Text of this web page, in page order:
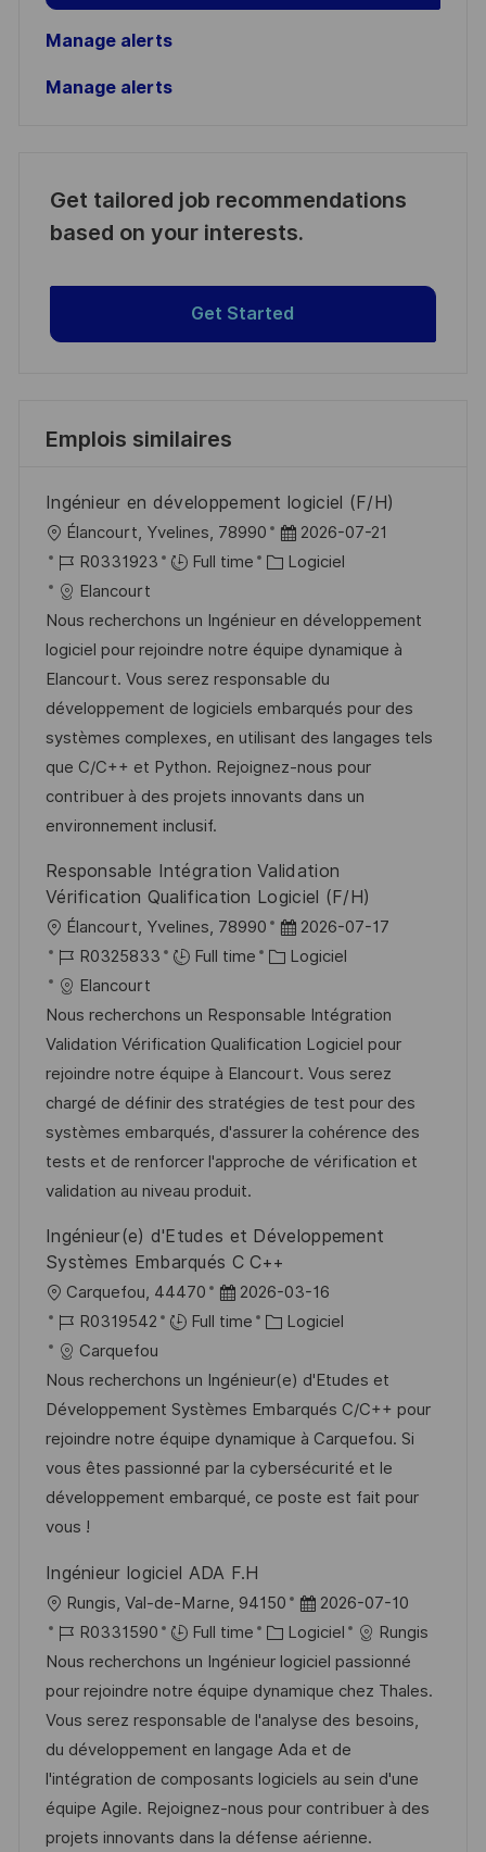
Manage alerts
Manage alerts
Get tailored job recommendations
based on your interests.
Get Started
Emplois similaires
Ingénieur en développement logiciel (F/H)
o
c
a
l
i
s
a
t
i
o
Élancourt, Yvelines, 78990
D
a
e
d
’
a
f
f
i
a
g
e
2026-07-21
R
é
f
é
r
e
n
c
e
d
p
t
e
R0331923 Full time
C
t
é
g
o
r
i
e
Logiciel
Elancourt
Nous recherchons un Ingénieur en développement
logiciel pour rejoindre notre équipe dynamique à
Elancourt. Vous serez responsable du
développement de logiciels embarqués pour des
systèmes complexes, en utilisant des langages tels
que C/C++ et Python. Rejoignez-nous pour
contribuer à des projets innovants dans un
environnement inclusif.
Responsable Intégration Validation
Vérification Qualification Logiciel (F/H)
o
c
a
l
i
s
a
t
i
n
Élancourt, Yvelines, 78990
D
a
e
d
’
a
f
f
h
2026-07-17
R
é
f
é
r
e
n
c
e
u
p
s
t
R0325833 Full time
C
t
é
g
o
r
i
Logiciel
Elancourt
Nous recherchons un Responsable Intégration
Validation Vérification Qualification Logiciel pour
rejoindre notre équipe à Elancourt. Vous serez
chargé de définir des stratégies de test pour des
systèmes embarqués, d'assurer la cohérence des
tests et de renforcer l'approche de vérification et
validation au niveau produit.
Ingénieur(e) d'Etudes et Développement
Systèmes Embarqués C C++
o
c
a
l
i
s
a
t
o
n
Carquefou, 44470
D
a
e
d
’
a
f
c
h
a
g
e
2026-03-16
R
é
f
é
r
e
n
c
d
u
p
o
s
t
e
R0319542 Full time
C
t
é
g
o
r
Logiciel
Carquefou
Nous recherchons un Ingénieur(e) d'Etudes et
Développement Systèmes Embarqués C/C++ pour
rejoindre notre équipe dynamique à Carquefou. Si
vous êtes passionné par la cybersécurité et le
développement embarqué, ce poste est fait pour
vous !
Ingénieur logiciel ADA F.H
o
c
a
l
i
s
a
t
Rungis, Val-de-Marne, 94150
D
a
t
e
d
’
a
f
f
2026-07-10
R
é
f
é
r
e
n
c
R0331590 Full time
C
a
t
é
g
o
r
i
Logiciel
Rungis
Nous recherchons un Ingénieur logiciel passionné
pour rejoindre notre équipe dynamique chez Thales.
Vous serez responsable de l'analyse des besoins,
du développement en langage Ada et de
l'intégration de composants logiciels au sein d'une
équipe Agile. Rejoignez-nous pour contribuer à des
projets innovants dans la défense aérienne.